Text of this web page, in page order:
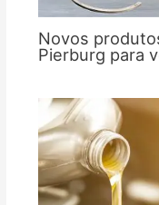
Novos
Pierburg para